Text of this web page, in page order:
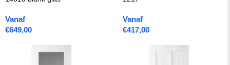
Vanaf
€649,00
Vanaf
€417,00